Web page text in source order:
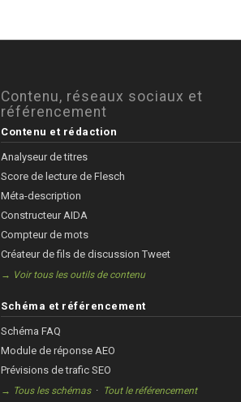
Contenu, réseaux sociaux et
référencement
Contenu et rédaction
Analyseur de titres
Score de lecture de Flesch
Méta-description
Constructeur AIDA
Compteur de mots
Créateur de fils de discussion Tweet
→ Voir tous les outils de contenu
Schéma et référencement
Schéma FAQ
Module de réponse AEO
Prévisions de trafic SEO
→ Tous les schémas· Tout le référencement